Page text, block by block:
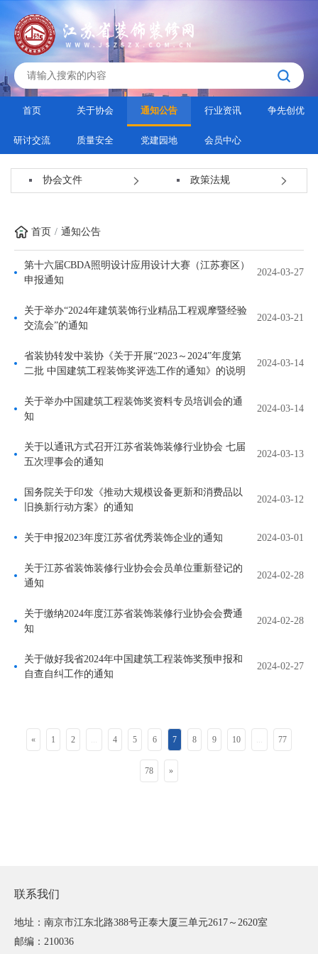
首页 关于协会 通知公告 行业资讯 争先创优
研讨交流 质量安全 党建园地 会员中心
协会文件 政策法规
首页 通知公告
第十六届CBDA照明设计应用设计大赛（江苏赛区）
申报通知
2024-03-27
关于举办“2024年建筑装饰行业精品工程观摩暨经验
交流会”的通知
2024-03-21
省装协转发中装协《关于开展“2023～2024”年度第
二批 中国建筑工程装饰奖评选工作的通知》的说明
2024-03-14
关于举办中国建筑工程装饰奖资料专员培训会的通
知
2024-03-14
关于以通讯方式召开江苏省装饰装修行业协会 七届
五次理事会的通知
2024-03-13
国务院关于印发《推动大规模设备更新和消费品以
旧换新行动方案》的通知
2024-03-12
关于申报2023年度江苏省优秀装饰企业的通知 2024-03-01
关于江苏省装饰装修行业协会会员单位重新登记的
通知
2024-02-28
关于缴纳2024年度江苏省装饰装修行业协会会费通
知
2024-02-28
关于做好我省2024年中国建筑工程装饰奖预申报和
自查自纠工作的通知
2024-02-27
« 1 2 4 5 6 7 8 9 10 77
78 »
联系我们
地址：南京市江东北路388号正泰大厦三单元2617～2620室
邮编：210036